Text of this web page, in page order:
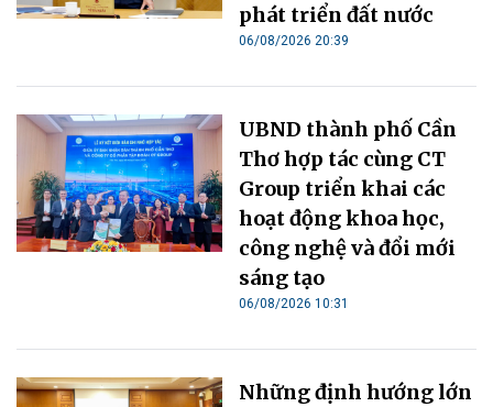
phát triển đất nước
06/08/2026 20:39
UBND thành phố Cần
Thơ hợp tác cùng CT
Group triển khai các
hoạt động khoa học,
công nghệ và đổi mới
sáng tạo
06/08/2026 10:31
Những định hướng lớn